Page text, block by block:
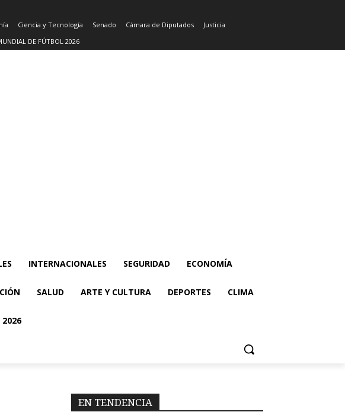
Ciencia y Tecnología Senado Cámara de Diputados
Justicia
DE FÚTBOL 2026
INTERNACIONALES SEGURIDAD ECONOMÍA
SALUD ARTE Y CULTURA DEPORTES CLIMA
2026
EN TENDENCIA